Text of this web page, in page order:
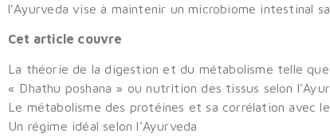
l’Ayurveda vise à maintenir un microbiome intestinal
Cet article couvre
La théorie de la digestion et du métabolisme telle que
« Dhathu poshana » ou nutrition des tissus selon
Le métabolisme des protéines et sa corrélation avec le
Un régime idéal selon l’Ayurveda